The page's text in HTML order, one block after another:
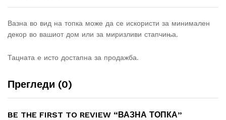
Вазна во вид на топка може да се искористи за минимален
декор во вашиот дом или за миризливи стапчиња.
Тацната е исто достапна за продажба.
Прегледи (0)
BE THE FIRST TO REVIEW “ВАЗНА ТОПКА”